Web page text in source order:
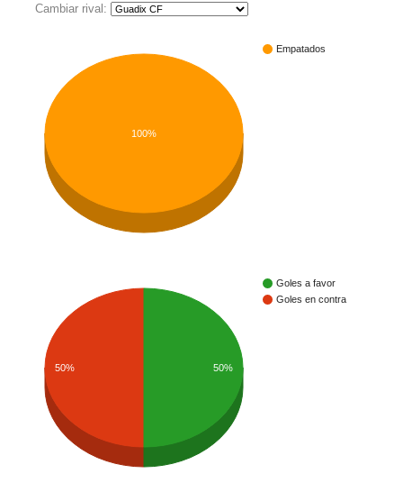
Cambiar rival:
Empatados
100%
Goles a favor
Goles en contra
50% 50%